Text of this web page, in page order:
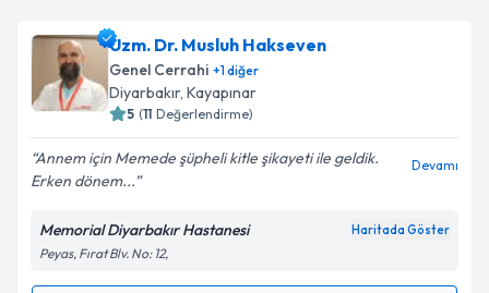
Uzm. Dr. Musluh Hakseven
Genel Cerrahi +1diğer
Diyarbakır, Kayapınar
5 (11 Değerlendirme)
Annem için Memede şüpheli kitle şikayeti ile geldik.
Erken dönem...
Devamı
Memorial Diyarbakır Hastanesi Haritada Göster
Peyas, Fırat Blv. No: 12,